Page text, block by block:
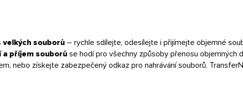
velkých souborů – rychle sdílejte, odesílejte i přijímejte objemné
příjem souborůse hodí pro všechny způsoby přenosu
nebo získejte zabezpečený odkaz pro nahrávání souborů.